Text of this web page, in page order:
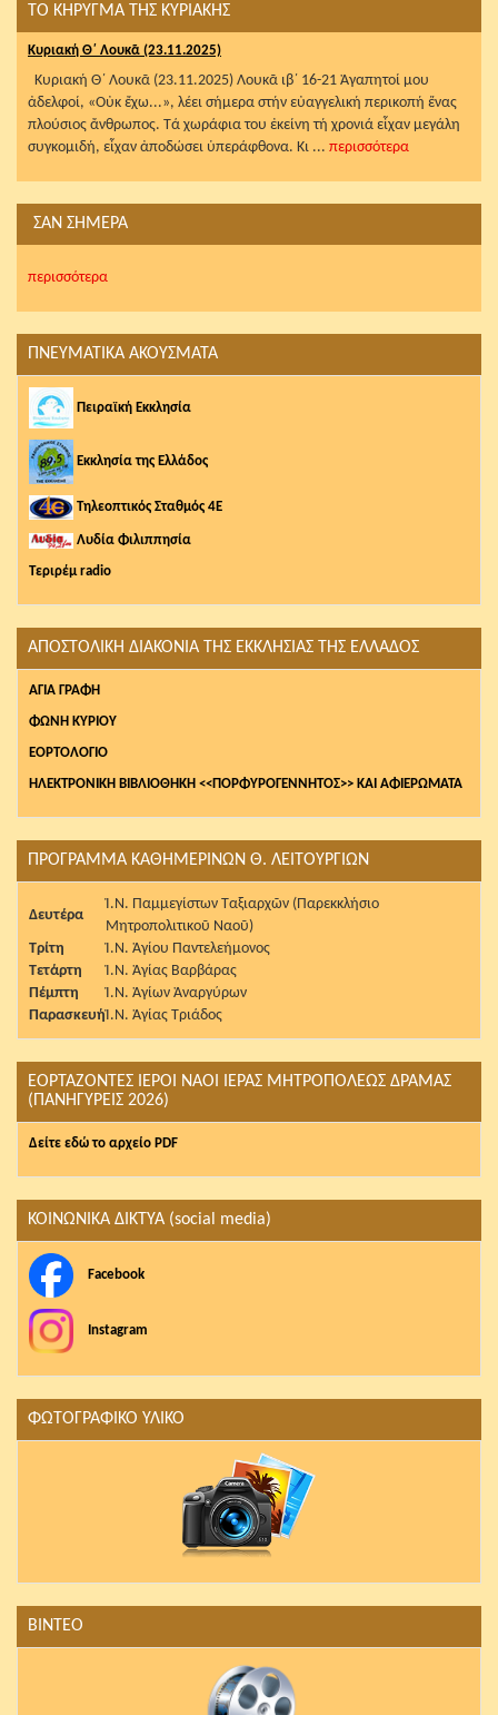
ΤΟ ΚΗΡΥΓΜΑ ΤΗΣ ΚΥΡΙΑΚΗΣ
Κυριακή Θ΄ Λουκᾶ (23.11.2025)
Κυριακή Θ΄ Λουκᾶ (23.11.2025) Λουκᾶ ιβ΄ 16-21 Ἀγαπητοί μου
ἀδελφοί, «Οὐκ ἔχω...», λέει σήμερα στήν εὐαγγελική περικοπή ἕνας
πλούσιος ἄνθρωπος. Τά χωράφια του ἐκείνη τή χρονιά εἶχαν μεγάλη
συγκομιδή, εἶχαν ἀποδώσει ὑπεράφθονα. Κι ... περισσότερα
ΣΑΝ ΣΗΜΕΡΑ
περισσότερα
ΠΝΕΥΜΑΤΙΚΑ ΑΚΟΥΣΜΑΤΑ
Πειραϊκή Εκκλησία
Εκκλησία της Ελλάδος
Τηλεοπτικός Σταθμός 4Ε
Λυδία Φιλιππησία
Τεριρέμ radio
ΑΠΟΣΤΟΛΙΚΗ ΔΙΑΚΟΝΙΑ ΤΗΣ ΕΚΚΛΗΣΙΑΣ ΤΗΣ ΕΛΛΑΔΟΣ
AΓΙΑ ΓΡΑΦΗ
ΦΩΝΗ ΚΥΡΙΟΥ
ΕΟΡΤΟΛΟΓΙΟ
ΗΛΕΚΤΡΟΝΙΚΗ ΒΙΒΛΙΟΘΗΚΗ <<ΠΟΡΦΥΡΟΓΕΝΝΗΤΟΣ>> ΚΑΙ ΑΦΙΕΡΩΜΑΤΑ
ΠΡΟΓΡΑΜΜΑ ΚΑΘΗΜΕΡΙΝΩΝ Θ. ΛΕΙΤΟΥΡΓΙΩΝ
Δευτέρα
Ἱ.Ν. Παμμεγίστων Ταξιαρχῶν (Παρεκκλήσιο
Μητροπολιτικοῦ Ναοῦ)
Τρίτη
Ἱ.Ν. Ἁγίου Παντελεήμονος
Τετάρτη
Ἱ.Ν. Ἁγίας Βαρβάρας
Πέμπτη
Ἱ.Ν. Ἁγίων Ἀναργύρων
ΠαρασκευήἹ.Ν. Ἁγίας Τριάδος
ΕΟΡΤΑΖΟΝΤΕΣ ΙΕΡΟΙ ΝΑΟΙ ΙΕΡΑΣ ΜΗΤΡΟΠΟΛΕΩΣ ΔΡΑΜΑΣ
(ΠΑΝΗΓΥΡΕΙΣ 2026)
Δείτε εδώ το αρχείο PDF
ΚΟΙΝΩΝΙΚΑ ΔΙΚΤΥΑ (social media)
Facebook
Instagram
ΦΩΤΟΓΡΑΦΙΚΟ ΥΛΙΚΟ
ΒΙΝΤΕΟ